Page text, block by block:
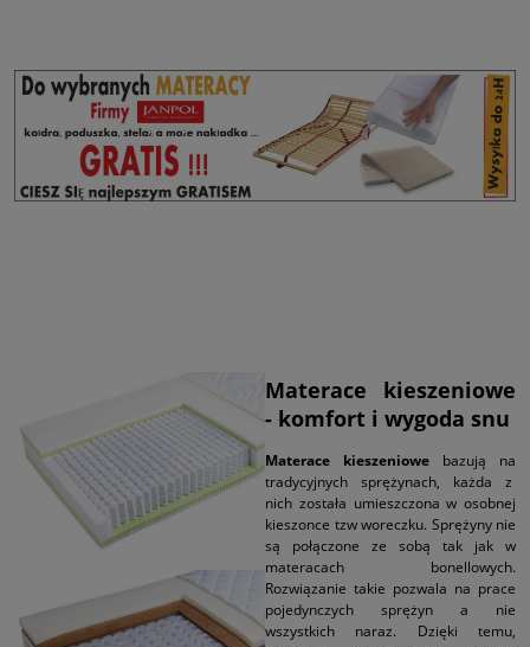
Materace kieszeniowe
- komfort i wygoda snu
Materace kieszeniowe bazują na
tradycyjnych sprężynach, każda z
nich została umieszczona w osobnej
kieszonce tzw woreczku. Sprężyny nie
są połączone ze sobą tak jak w
materacach bonellowych.
Rozwiązanie takie pozwala na prace
pojedynczych sprężyn a nie
wszystkich naraz. Dzięki temu,